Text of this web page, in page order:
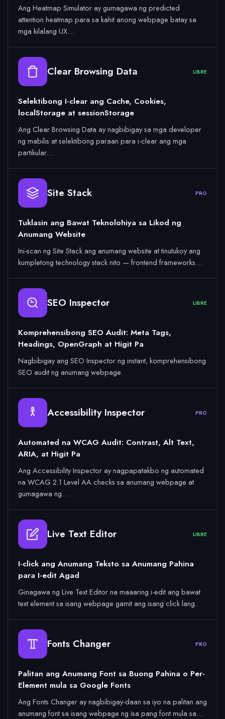
Ang Heatmap Simulator ay gumagawa ng predicted
attention heatmap para sa kahit anong webpage batay sa
mga kilalang UX…
Clear Browsing Data LIBRE
Selektibong I-clear ang Cache, Cookies,
localStorage at sessionStorage
Ang Clear Browsing Data ay nagbibigay sa mga developer
ng mabilis at selektibong paraan para i-clear ang mga
partikular…
Site Stack PRO
Tuklasin ang Bawat Teknolohiya sa Likod ng
Anumang Website
Ini-scan ng Site Stack ang anumang website at tinutukoy ang
kumpletong technology stack nito — frontend frameworks…
SEO Inspector LIBRE
Komprehensibong SEO Audit: Meta Tags,
Headings, OpenGraph at Higit Pa
Nagbibigay ang SEO Inspector ng instant, komprehensibong
SEO audit ng anumang webpage.
Accessibility Inspector PRO
Automated na WCAG Audit: Contrast, Alt Text,
ARIA, at Higit Pa
Ang Accessibility Inspector ay nagpapatakbo ng automated
na WCAG 2.1 Level AA checks sa anumang webpage at
gumagawa ng…
Live Text Editor LIBRE
I-click ang Anumang Teksto sa Anumang Pahina
para I-edit Agad
Ginagawa ng Live Text Editor na maaaring i-edit ang bawat
text element sa isang webpage gamit ang isang click lang.
Fonts Changer PRO
Palitan ang Anumang Font sa Buong Pahina o Per-
Element mula sa Google Fonts
Ang Fonts Changer ay nagbibigay-daan sa iyo na palitan ang
anumang font sa isang webpage ng isa pang font mula sa…